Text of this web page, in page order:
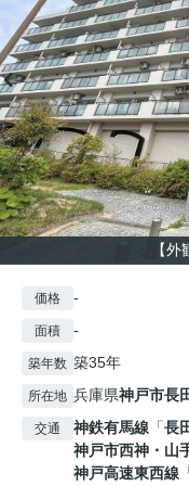
【
価格 -
面積 -
築年数 築35年
所在地 兵庫県神戸市長
交通 神鉄有馬線 「長
神戸市西神・山
神戸高速東西線